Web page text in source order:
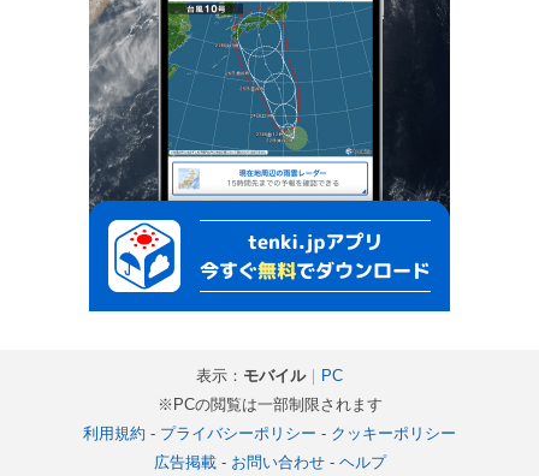
表示： モバイル｜ PC
※PCの閲覧は一部制限されます
利用規約 - プライバシーポリシー - クッキーポリシー
広告掲載- お問い合わせ- ヘルプ